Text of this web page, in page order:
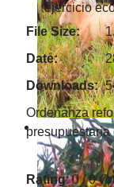
ejercicio
File Size:
Date:
Downloads:
Ordenanza
presupuestaria
Rating: 0 / 0